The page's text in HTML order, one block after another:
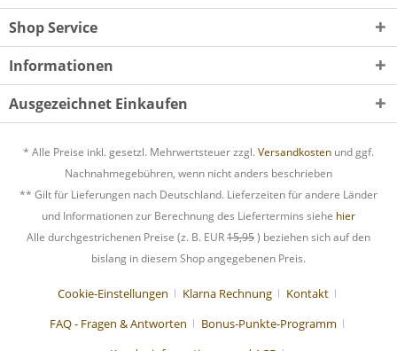
Shop Service
Informationen
Ausgezeichnet Einkaufen
* Alle Preise inkl. gesetzl. Mehrwertsteuer zzgl. Versandkosten und ggf.
Nachnahmegebühren, wenn nicht anders beschrieben
** Gilt für Lieferungen nach Deutschland. Lieferzeiten für andere Länder
und Informationen zur Berechnung des Liefertermins siehe hier
Alle durchgestrichenen Preise (z. B. EUR15,95) beziehen sich auf den
bislang in diesem Shop angegebenen Preis.
Cookie-Einstellungen Klarna Rechnung
Kontakt
FAQ - Fragen & Antworten
Bonus-Punkte-Programm